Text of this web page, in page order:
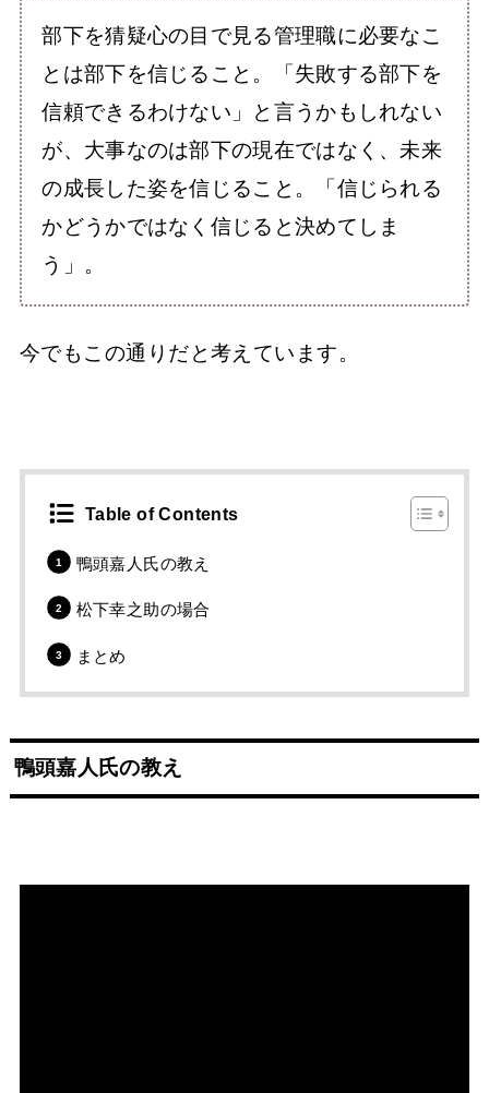
部下を猜疑心の目で見る管理職に必要なこ
とは部下を信じること。「失敗する部下を
信頼できるわけない」と言うかもしれない
が、大事なのは部下の現在ではなく、未来
の成長した姿を信じること。「信じられる
かどうかではなく信じると決めてしま
う」。
今でもこの通りだと考えています。
Table of Contents
鴨頭嘉人氏の教え
松下幸之助の場合
まとめ
鴨頭嘉人氏の教え